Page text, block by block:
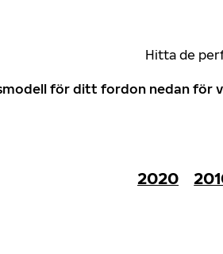
Hitta de
för ditt fordon nedan för
2020